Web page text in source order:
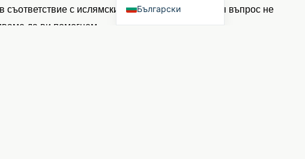
съответствие с ислямските препоръки. От вашия въпрос не
да ви помогнем.
Български